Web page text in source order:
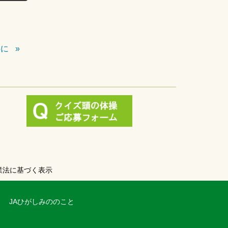
法に基づく表示
JAひがしみののこと